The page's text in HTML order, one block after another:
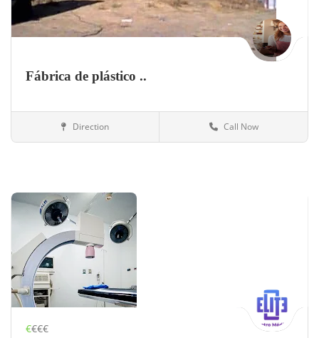
Fábrica de plástico ..
Otros negociosDirection Call Now
€€€€